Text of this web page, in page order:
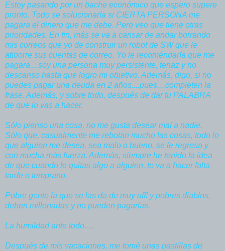
Estoy pasando por un bache económico que espero supere
pronto. Todo se solucionaría si CIERTA PERSONA me
pagara el dinero que me debe. Pero veo que tiene otras
prioridades. En fin, más se va a cansar de andar borrando
mis correos que yo de construir un robot de SW que le
atiborre sus cuentas de correo. Yo le recoméndaría que me
pagara....soy una persona muy persistente, tenaz y no
descanso hasta que logro mi objetivo. Además, digo, si no
puedes pagar una deuda en 2 años....pues....completen la
frase. Además, y sobre todo, después de dar tu PALABRA
de que lo vas a hacer.
Sólo pienso una cosa, no me gusta desear mal a nadie.
Sólo que, casualmente me rebotan mucho las cosas, todo lo
que alguien me desea, sea malo o bueno, se le regresa y
con mucha más fuerza. Además, siempre he tenido la idea
de que cuando le quitas algo a alguien, te va a hacer falta
tarde o temprano.
Pobre gente la que se las da de muy uff! y pobres diablos,
deben millonadas y no pueden pagarlas.
La humildad ante todo.....
Después de mis vacaciones, me tomé unas pastillas de